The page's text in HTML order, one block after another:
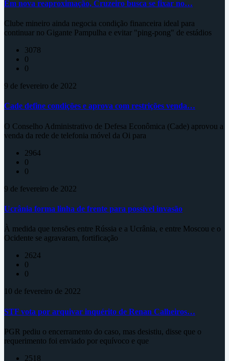
Em nova reaproximação, Cruzeiro busca se fixar no…
Clube mineiro ainda negocia condição financeira ideal para
continuar no Gigante Pampulha e evitar "ping-pong" de estádios
3078
0
0
9 de fevereiro de 2022
Cade define condições e aprova com restrições venda…
O Conselho Administrativo de Defesa Econômica (Cade) aprovou a
venda da rede de telefonia móvel da Oi para
2964
0
0
9 de fevereiro de 2022
Ucrânia forma linha de frente para possível invasão
À medida que tensões entre Rússia e a Ucrânia, e entre Moscou e o
Ocidente se agravaram, fortificação
2624
0
0
10 de fevereiro de 2022
STF vota por arquivar inquérito de Renan Calheiros…
PGR pediu o encerramento do caso, mas desistiu, disse que o
requerimento foi enviado por equívoco e que
2518